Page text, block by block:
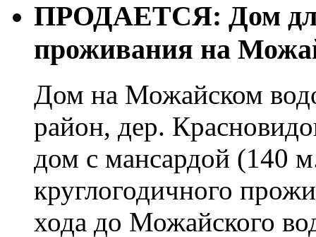
ПРОДАЕТСЯ: Дом для
проживания на
Дом на Можайском
район, дер.
дом с мансардой (140
круглогодичного
хода до Можайского